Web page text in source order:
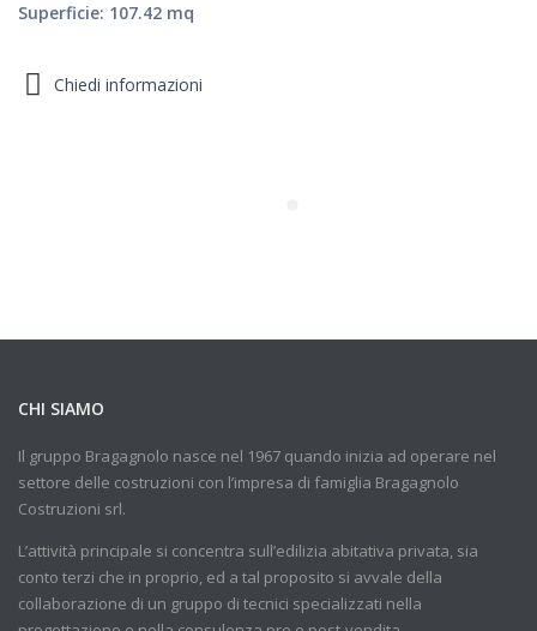
Superficie: 107.42 mq
Chiedi informazioni
CHI SIAMO
Il gruppo Bragagnolo nasce nel 1967 quando inizia ad operare nel
settore delle costruzioni con l’impresa di famiglia Bragagnolo
Costruzioni srl.
L’attività principale si concentra sull’edilizia abitativa privata, sia
conto terzi che in proprio, ed a tal proposito si avvale della
collaborazione di un gruppo di tecnici specializzati nella